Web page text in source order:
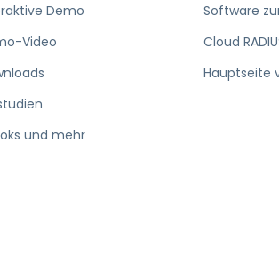
Demo
Video
und mehr
Software
Cloud
Hauptseite